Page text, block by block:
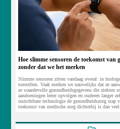
Hoe slimme sensoren de toekomst van
zonder dat we het merken
Slimme sensoren zitten vandaag overal: in
toestellen. Vaak merken we nauwelijks dat ze
ze waardevolle gezondheidsgegevens die ziekten
aandoeningen beter opvolgen en ouderen langer
onzichtbare technologie de gezondheidszorg stap
toekomst van medische zorg dichterbij is dan veel